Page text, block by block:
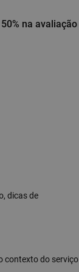
na avaliação
dicas de
contexto do serviço